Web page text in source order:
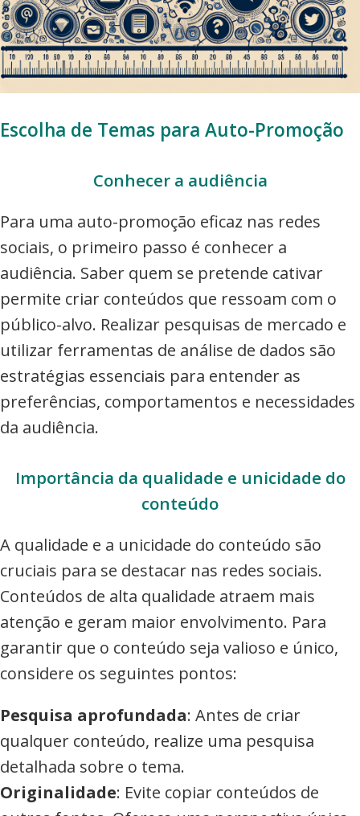
Escolha de Temas para Auto-Promoção
Conhecer a audiência
Para uma auto-promoção eficaz nas redes
sociais, o primeiro passo é conhecer a
audiência. Saber quem se pretende cativar
permite criar conteúdos que ressoam com o
público-alvo. Realizar pesquisas de mercado e
utilizar ferramentas de análise de dados são
estratégias essenciais para entender as
preferências, comportamentos e necessidades
da audiência.
Importância da qualidade e unicidade do
conteúdo
A qualidade e a unicidade do conteúdo são
cruciais para se destacar nas redes sociais.
Conteúdos de alta qualidade atraem mais
atenção e geram maior envolvimento. Para
garantir que o conteúdo seja valioso e único,
considere os seguintes pontos:
Pesquisa aprofundada: Antes de criar
qualquer conteúdo, realize uma pesquisa
detalhada sobre o tema.
Originalidade: Evite copiar conteúdos de